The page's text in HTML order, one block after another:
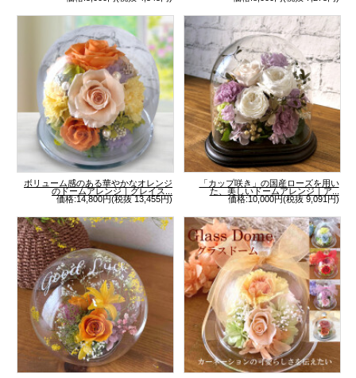
ボリューム感のある華やかなオレンジ
のドームアレンジ｜グレイス...
価格:14,800円(税抜 13,455円)
「カップ咲き」の国産ローズを用い
た、美しいドームアレンジ｜ア...
価格:10,000円(税抜 9,091円)